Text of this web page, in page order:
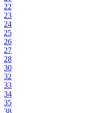
22
23
24
25
26
27
28
30
32
33
34
35
38